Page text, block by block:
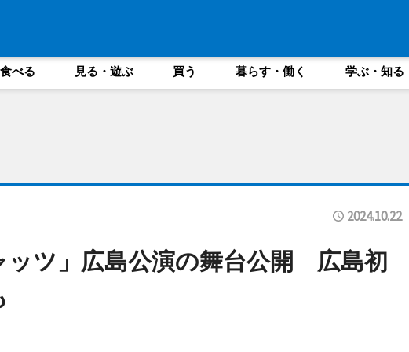
食べる 見る・遊ぶ 買う 暮らす・働く 学ぶ・知る
2024.10.22
ッツ」広島公演の舞台公開 広島初